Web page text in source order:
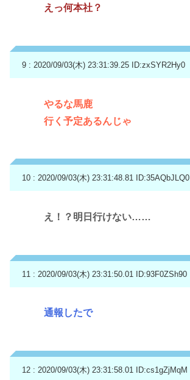
えっ何本社？
9 : 2020/09/03(木) 23:31:39.25 ID:zxSYR2Hy0
やるな馬鹿
行く予定あるんじゃ
10 : 2020/09/03(木) 23:31:48.81 ID:35AQbJLQ0
え！？明日行けない……
11 : 2020/09/03(木) 23:31:50.01 ID:93F0ZSh90
通報したで
12 : 2020/09/03(木) 23:31:58.01 ID:cs1gZjMqM